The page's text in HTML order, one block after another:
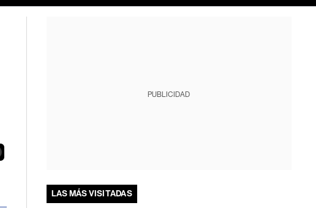
PUBLICIDAD
LAS MÁS VISITADAS